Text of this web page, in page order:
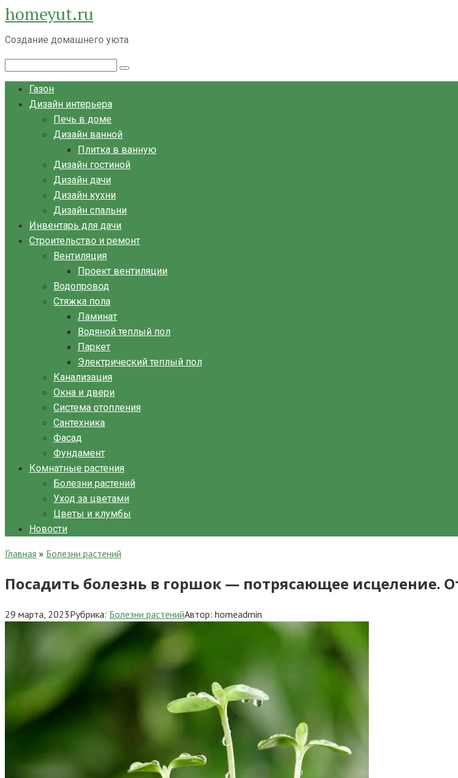
Перейти
к
контенту
homeyut.ru
Создание домашнего уюта
Газон
Дизайн интерьера
Печь в доме
Дизайн ванной
Плитка в ванную
Дизайн гостиной
Дизайн дачи
Дизайн кухни
Дизайн спальни
Инвентарь для дачи
Строительство и ремонт
Вентиляция
Проект вентиляции
Водопровод
Стяжка пола
Ламинат
Водяной теплый пол
Паркет
Электрический теплый пол
Канализация
Окна и двери
Система отопления
Сантехника
Фасад
Фундамент
Комнатные растения
Болезни растений
Уход за цветами
Цветы и клумбы
Новости
Главная » Болезни растений
Посадить болезнь в горшок — потрясающее исцеление.
29 марта, 2023Рубрика: Болезни растенийАвтор: homeadmin